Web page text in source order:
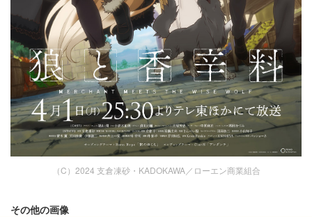
（C）2024 支倉凍砂・KADOKAWA／ローエン商業組合
その他の画像